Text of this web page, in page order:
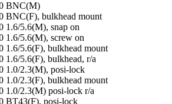
BNC(M)
BNC(F), bulkhead mount
1.6/5.6(M), snap on
1.6/5.6(M), screw on
1.6/5.6(F), bulkhead mount
1.6/5.6(F), bulkhead, r/a
1.0/2.3(M), posi-lock
1.0/2.3(F), bulkhead mount
1.0/2.3(M) posi-lock r/a
BT43(F), posi-lock